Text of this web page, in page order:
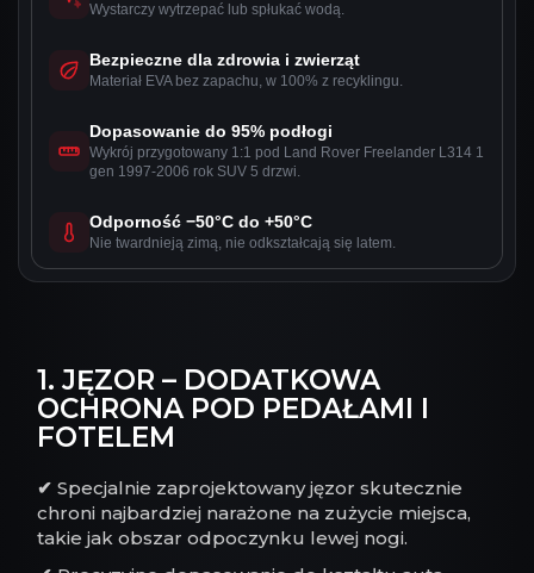
Wystarczy wytrzepać lub spłukać wodą.
Bezpieczne dla zdrowia i zwierząt
Materiał EVA bez zapachu, w 100% z recyklingu.
Dopasowanie do 95% podłogi
Wykrój przygotowany 1:1 pod Land Rover Freelander L314 1
gen 1997-2006 rok SUV 5 drzwi.
Odporność −50°C do +50°C
Nie twardnieją zimą, nie odkształcają się latem.
1. JĘZOR – DODATKOWA
OCHRONA POD PEDAŁAMI I
FOTELEM
✔ Specjalnie zaprojektowany jęzor skutecznie
chroni najbardziej narażone na zużycie miejsca,
takie jak obszar odpoczynku lewej nogi.